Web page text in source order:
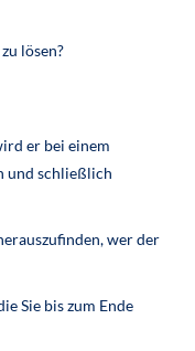
lösen?
er bei einem
und schließlich
wer der
Sie bis zum Ende